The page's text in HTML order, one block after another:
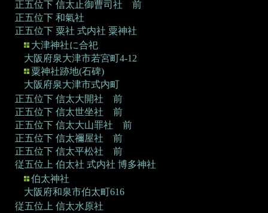
正五位下 信太止御曹司社 前
正五位下 和氣社
正五位下 粟社 式内社 粟神社
大津神社に合祀
大阪府泉大津市若宮町4-12
粟神社跡地(石碑)
大阪府泉大津市式内町
正五位下 信太大開社 前
正五位下 信太世坐社 前
正五位下 信太大山罪社 前
正五位下 信太禰屋社 前
正五位下 信太平松社 前
従五位上 伯太社 式内社 博多神社
伯太神社
大阪府和泉市伯太町616
従五位上 信太水原社